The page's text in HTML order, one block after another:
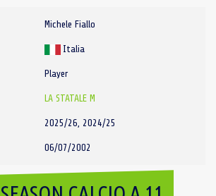
Michele Fiallo
Italia
Player
LA STATALE M
2025/26, 2024/25
06/07/2002